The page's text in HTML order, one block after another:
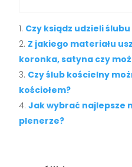
Czy ksiądz udzieli
Z jakiego materiału
koronka, satyna czy
Czy ślub kościelny
kościołem?
Jak wybrać najlepsze
plenerze?